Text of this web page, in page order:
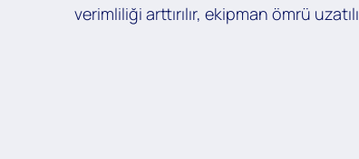
verimliliği arttırılır, ekipman ömrü